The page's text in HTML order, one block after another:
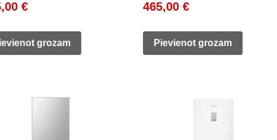
€Current
is:grozam
Original
was:
465,00 €Current
is:
Pievienot grozam